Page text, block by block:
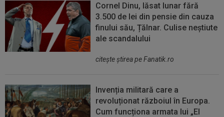
Cornel Dinu, lăsat lunar fără
3.500 de lei din pensie din cauza
finului său, Țălnar. Culise neștiute
ale scandalului
citeşte ştirea pe Fanatik.ro
Invenția militară care a
revoluționat războiul în Europa.
Cum funcționa armata lui „El